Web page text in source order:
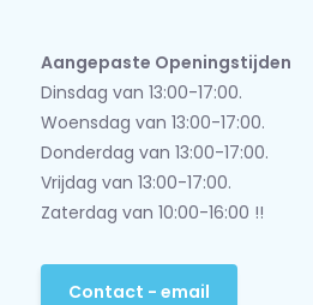
Aangepaste Openingstijden
Dinsdag van 13:00-17:00.
Woensdag van 13:00-17:00.
Donderdag van 13:00-17:00.
Vrijdag van 13:00-17:00.
Zaterdag van 10:00-16:00 !!
Contact - email